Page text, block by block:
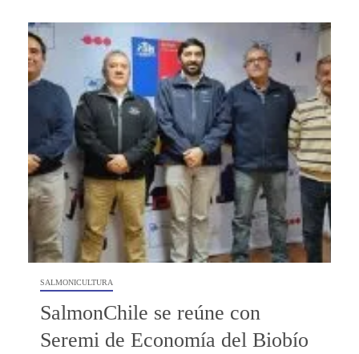
SALMONICULTURA
SalmonChile se reúne con
Seremi de Economía del Biobío